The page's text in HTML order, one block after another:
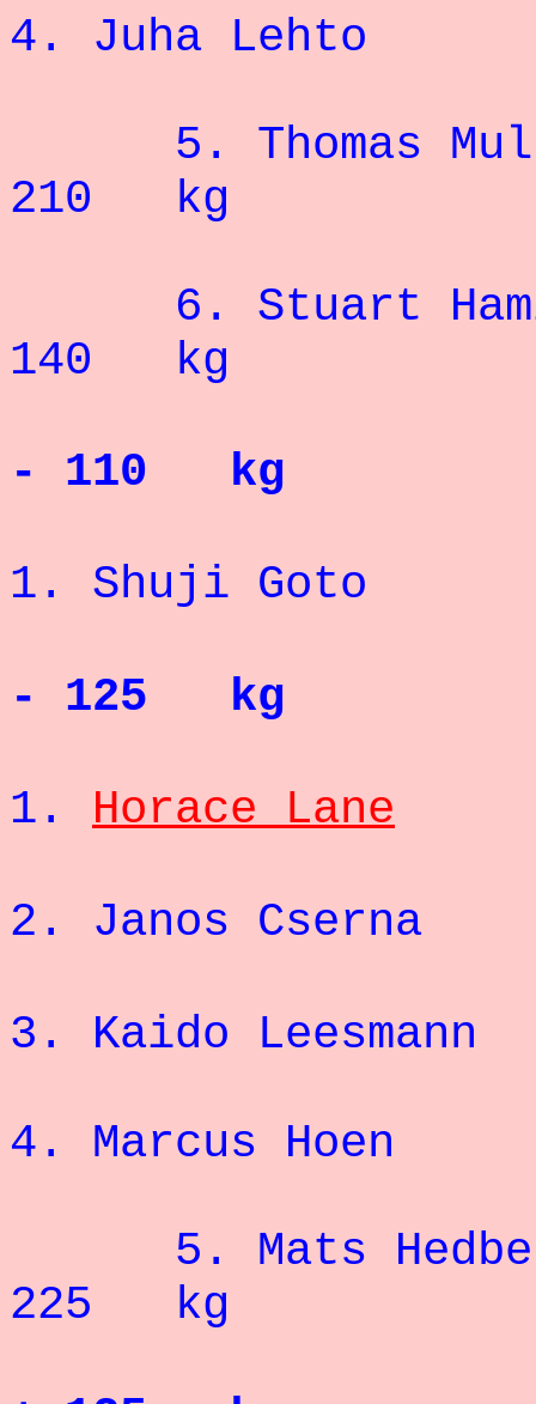
4. Juha
5.
210 kg
6.
140 kg
- 110 kg
1. Shuji Goto
- 125 kg
1. Horace Lane
2. Janos
3. Kaido
4. Marcus
5. Mats
225 kg